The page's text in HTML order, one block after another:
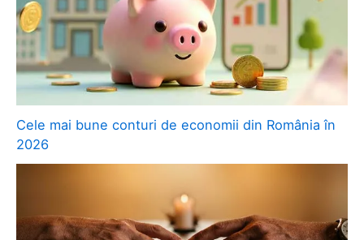
Cele mai bune conturi de economii din România în
2026